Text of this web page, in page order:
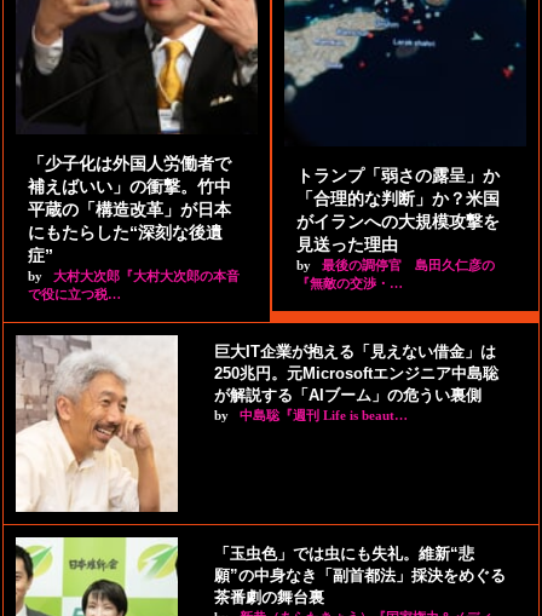
「少子化は外国人労働者で
補えばいい」の衝撃。竹中
平蔵の「構造改革」が日本
にもたらした“深刻な後遺
症”
by
大村大次郎『大村大次郎の本音
で役に立つ税…
トランプ「弱さの露呈」か
「合理的な判断」か？米国
がイランへの大規模攻撃を
見送った理由
by
最後の調停官 島田久仁彦の
『無敵の交渉・…
巨大IT企業が抱える「見えない借金」は
250兆円。元Microsoftエンジニア中島聡
が解説する「AIブーム」の危うい裏側
by 中島聡『週刊 Life is beaut…
「玉虫色」では虫にも失礼。維新“悲
願”の中身なき「副首都法」採決をめぐる
茶番劇の舞台裏